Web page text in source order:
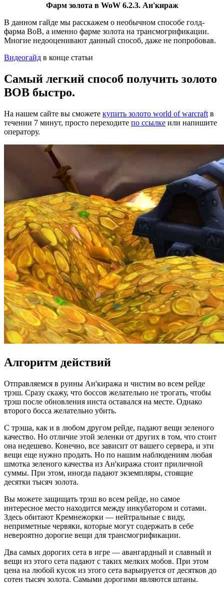
Фарм золота в WoW 6.2.3. Ан'кираж
В данном гайде мы расскажем о необычном способе голд-
фарма ВоВ, а именно фарме золота на трансмогрификации.
Многие недооценивают данный способ, даже не попробовав.
Видеогайд в конце статьи
Самый легкий способ получить золото
ВОВ быстро.
На нашем сайте вы сможете купить золото world of warcraft в
течении 7 минут, просто переходите по ссылке или напишите
оператору.
Алгоритм действий
Отправляемся в руины Ан'киража и чистим во всем рейде
трэш. Сразу скажу, что боссов желательно не трогать, чтобы
трэш после обновления инста оставался на месте. Однако
второго босса желательно убить.
С трэша, как и в любом другом рейде, падают вещи зеленого
качество. Но отличие этой зеленки от других в том, что стоит
она недешево. Конечно, все зависит от вашего сервера, и эти
вещи еще нужно продать. Но по нашим наблюдениям любая
шмотка зеленого качества из Ан'киража стоит приличной
суммы. При этом, иногда падают экземпляры, стоящие
десятки тысяч золота.
Вы можете защищать трэш во всем рейде, но самое
интересное место находится между инкубатором и сотами.
Здесь обитают Кремнежорки — нейтральные с виду,
неприметные червяки, которые могут содержать в себе
невероятно дорогие вещи для трансмогрификации.
Два самых дорогих сета в игре — авангардный и славный и
вещи из этого сета падают с таких мелких мобов. При этом
цена на любой кусок из этого сета варьируется от десятков до
сотен тысяч золота. Самыми дорогими являются штаны.